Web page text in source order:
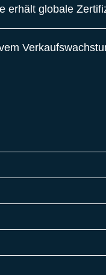
erhält globale